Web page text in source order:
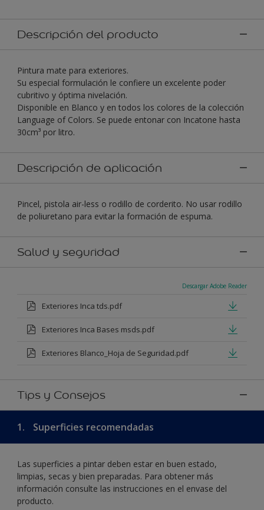
Descripción del producto
Pintura mate para exteriores.
Su especial formulación le confiere un excelente poder
cubritivo y óptima nivelación.
Disponible en Blanco y en todos los colores de la colección
Language of Colors. Se puede entonar con Incatone hasta
30cm³ por litro.
Descripción de aplicación
Pincel, pistola air-less o rodillo de corderito. No usar rodillo
de poliuretano para evitar la formación de espuma.
Salud y seguridad
Descargar Adobe Reader
Exteriores Inca tds.pdf
Exteriores Inca Bases msds.pdf
Exteriores Blanco_Hoja de Seguridad.pdf
Tips y Consejos
1. Superficies recomendadas
Las superficies a pintar deben estar en buen estado,
limpias, secas y bien preparadas. Para obtener más
información consulte las instrucciones en el envase del
producto.